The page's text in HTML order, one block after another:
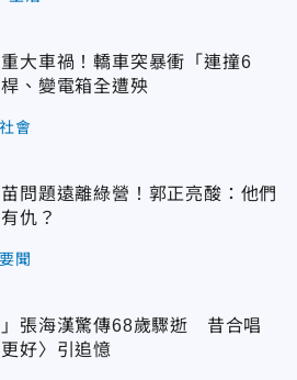
大車禍！轎車突暴衝「連撞6
、變電箱全遭殃
社會
問題遠離綠營！郭正亮酸：他們
仇？
要聞
」張海漢驚傳68歲驟逝 昔合唱
更好〉引追憶